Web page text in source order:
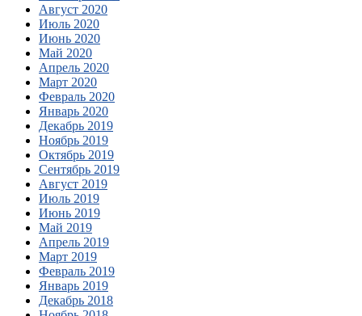
Август 2020
Июль 2020
Июнь 2020
Май 2020
Апрель 2020
Март 2020
Февраль 2020
Январь 2020
Декабрь 2019
Ноябрь 2019
Октябрь 2019
Сентябрь 2019
Август 2019
Июль 2019
Июнь 2019
Май 2019
Апрель 2019
Март 2019
Февраль 2019
Январь 2019
Декабрь 2018